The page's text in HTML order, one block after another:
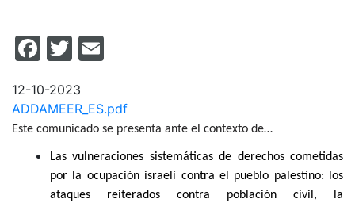
Facebook
Twitter
12-10-2023
ADDAMEER_ES.pdf
Este comunicado se presenta ante el contexto de…
Las vulneraciones sistemáticas de derechos cometidas
por la ocupación israelí contra el pueblo palestino: los
ataques reiterados contra población civil, la